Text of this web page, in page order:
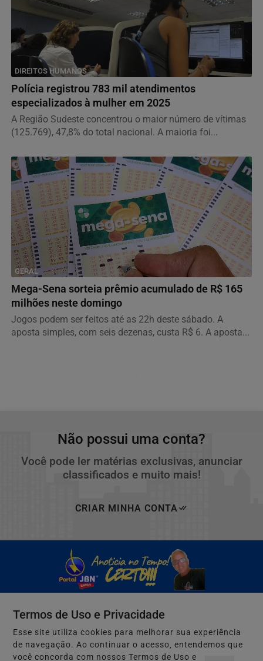
DIREITOS HUMANOS
Polícia registrou 783 mil atendimentos
especializados à mulher em 2025
A Região Sudeste concentrou o maior número de vítimas
(125.769), 47,8% do total nacional. A maioria foi...
GERAL
Mega-Sena sorteia prêmio acumulado de R$ 165
milhões neste domingo
Jogos podem ser feitos até as 22h deste sábado. A
aposta simples, com seis dezenas, custa R$ 6. A aposta...
Não possui uma conta?
Você pode ler matérias exclusivas, anunciar
classificados e muito mais!
CRIAR MINHA CONTA
Navegue
Termos de Uso e Privacidade
Esse site utiliza cookies para melhorar sua experiência
de navegação. Ao continuar o acesso, entendemos que
você concorda com nossos Termos de Uso e